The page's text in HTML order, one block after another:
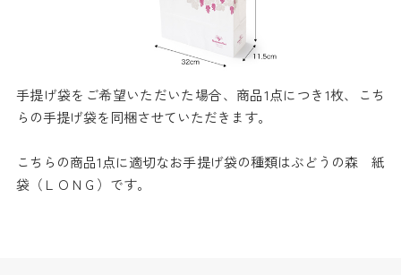
手提げ袋をご希望いただいた場合、商品1点につき1枚、こち
らの手提げ袋を同梱させていただきます。
こちらの商品1点に適切なお手提げ袋の種類はぶどうの森 紙
袋（ＬＯＮＧ）です。